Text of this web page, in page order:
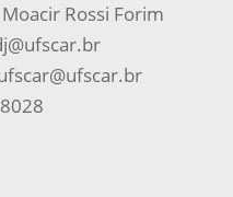
Rossi Forim